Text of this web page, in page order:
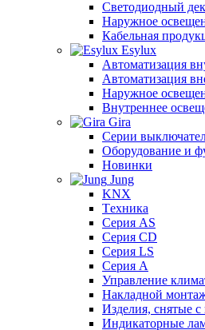
Светодиодный
Наружное
Кабельная
Esylux
Автоматизация
Автоматизация
Наружное
Внутреннее
Gira
Серии
Оборудование и
Новинки
Jung
KNX
Tехника
Серия AS
Серия CD
Серия LS
Серия A
Управление
Накладной
Изделия, снятые с
Индикаторные